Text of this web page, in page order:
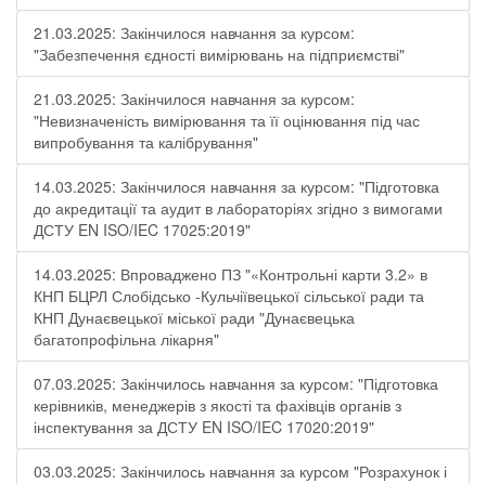
21.03.2025: Закінчилося навчання за курсом:
"Забезпечення єдності вимірювань на підприємстві"
21.03.2025: Закінчилося навчання за курсом:
"Невизначеність вимірювання та її оцінювання під час
випробування та калібрування"
14.03.2025: Закінчилося навчання за курсом: "Підготовка
до акредитації та аудит в лабораторіях згідно з вимогами
ДСТУ EN ISO/IEC 17025:2019"
14.03.2025: Впроваджено ПЗ "«Контрольні карти 3.2» в
КНП БЦРЛ Слобідсько -Кульчіївецької сільської ради та
КНП Дунаєвецької міської ради "Дунаєвецька
багатопрофільна лікарня"
07.03.2025: Закінчилось навчання за курсом: "Підготовка
керівників, менеджерів з якості та фахівців органів з
інспектування за ДСТУ EN ISO/IEC 17020:2019"
03.03.2025: Закінчилось навчання за курсом "Розрахунок і